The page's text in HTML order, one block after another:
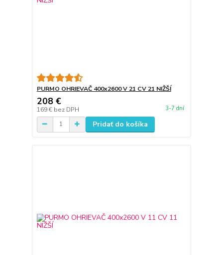
PURMO OHRIEVAČ 400x2600 V 21 CV 21 NIŽŠÍ
208 €
169 € bez DPH 3-7 dní
Pridať do košíka